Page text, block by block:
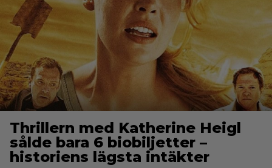
Thrillern med Katherine Heigl
sålde bara 6 biobiljetter –
historiens lägsta intäkter